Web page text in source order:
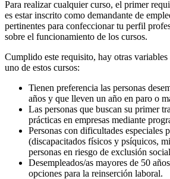
Para realizar cualquier curso, el primer
es estar inscrito como demandante de
pertinentes para confeccionar tu perfil
sobre el funcionamiento de los cursos.
Cumplido este requisito, hay otras variables
uno de estos cursos:
Tienen preferencia las personas
años y que lleven un año en paro o
Las personas que buscan su primer
prácticas en empresas mediante
Personas con dificultades especiales
(discapacitados físicos y psíquicos,
personas en riesgo de exclusión
Desempleados/as mayores de 50
opciones para la reinserción laboral.